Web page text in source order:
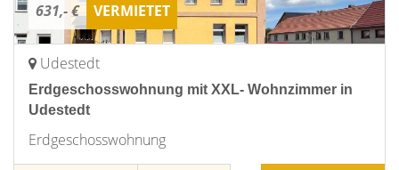
631,- € VERMIETET
Udestedt
Erdgeschosswohnung mit XXL- Wohnzimmer in
Udestedt
Erdgeschosswohnung